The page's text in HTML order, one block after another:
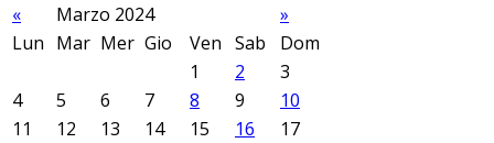
« Marzo 2024
»
Lun Mar Mer Gio Ven Sab
Dom
1
2
3
4
5 6 7 8 9
10
11
12 13 14 15 16
17